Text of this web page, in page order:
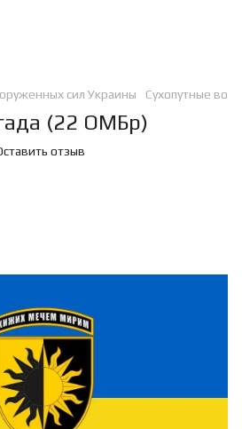
сил Украины Сухопутные
(22 ОМБр)
отзыв